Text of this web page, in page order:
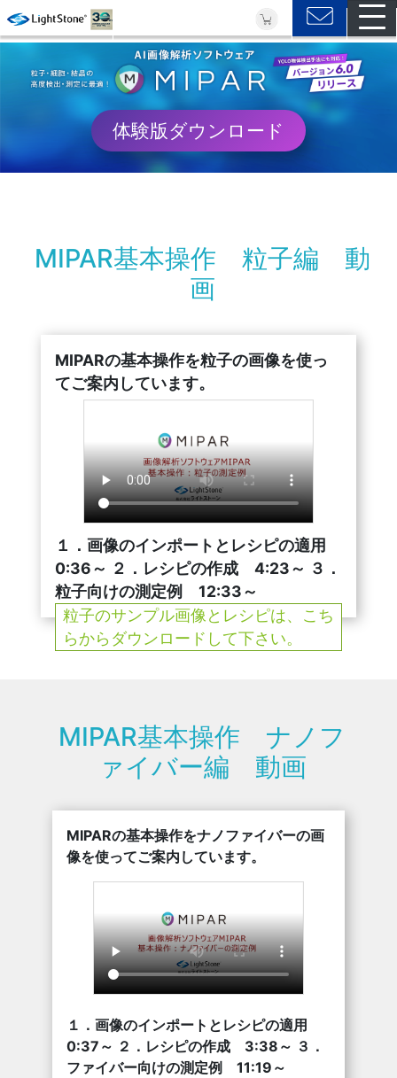
体験版ダウンロード
MIPAR基本操作 粒子編 動
画
MIPARの基本操作を粒子の画像を使っ
てご案内しています。
１．画像のインポートとレシピの適用
0:36～ ２．レシピの作成 4:23～ ３．
粒子向けの測定例 12:33～
粒子のサンプル画像とレシピは、こち
らからダウンロードして下さい。
MIPAR基本操作 ナノフ
ァイバー編 動画
MIPARの基本操作をナノファイバーの画
像を使ってご案内しています。
１．画像のインポートとレシピの適用
0:37～ ２．レシピの作成 3:38～ ３．
ファイバー向けの測定例 11:19～